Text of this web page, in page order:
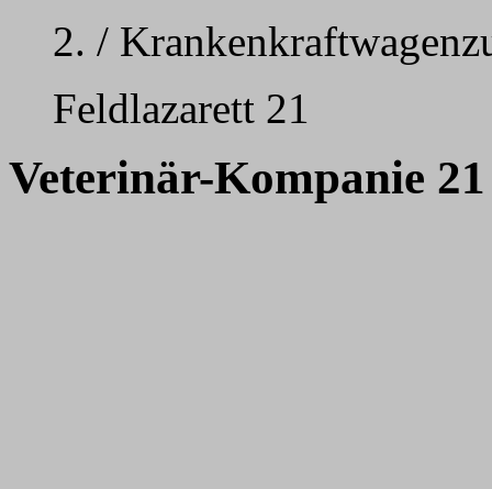
2. /
Feldlazarett 21
Veterinär-Kompanie 21